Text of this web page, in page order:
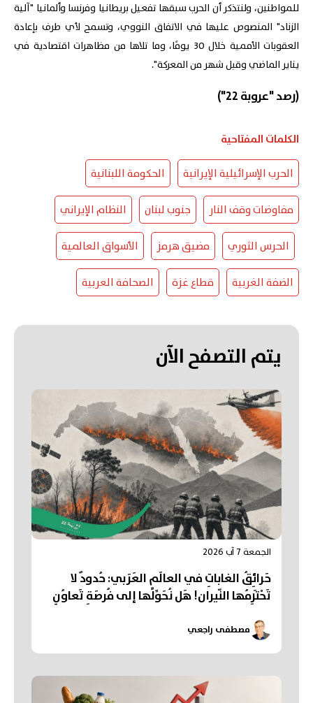
للمواطنين، ولنتذكر أن الحرب سبقها تفعيل بريطانيا وفرنسا وألمانيا "آلية
الزناد" المنصوص عليها في الاتفاق النووي، وتسمح لأي طرف بإعادة
العقوبات الأممية خلال 30 يومًا، وما تلاها من مظاهرات اقتصادية في
يناير الماضي وقبل شهر من المعركة".
(رصد "عروبة 22")
الكلمات المفتاحية
الحرب الإسرائيلية الإيرانية الحكومة اللبنانية
مفاوضات وقف النار جنوب لبنان النظام الإيراني
الحرس الثوري مضيق هرمز الأسواق العالمية
الضفة الغربية قطاع غزة الصحافة العربية
يتم التصفح الآن
الجمعة 7 آب 2026
حَرائِقُ الغاباتِ في العالَمِ العَرَبي: حُدودٌ لا
تَحْتَرِمُها النّيران! هَل نُحَوِّلُها إلى فُرصَةِ تَعاوُنٍ
مصطفى راجعي